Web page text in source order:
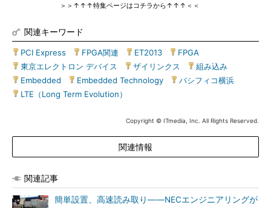
＞＞↑↑↑特集ページはコチラから↑↑↑＜＜
関連キーワード
PCI Express FPGA関連 ET2013 FPGA
東京エレクトロン デバイス
ザイリンクス 組み込み
Embedded
Embedded Technology パシフィコ横浜
LTE（Long Term Evolution）
Copyright © ITmedia, Inc. All Rights Reserved.
関連情報
関連記事
簡単設置、高速読み取り――NECエンジニアリングが